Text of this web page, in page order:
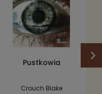
Pustkowia
Crouch Blake